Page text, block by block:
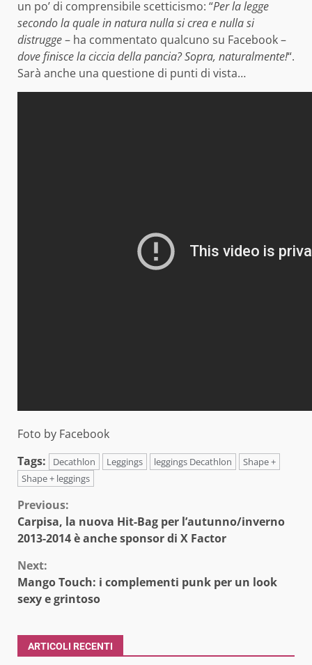
un po’ di comprensibile scetticismo: “Per la legge
secondo la quale in natura nulla si crea e nulla si
distrugge– ha commentato qualcuno su Facebook –
dove finisce la ciccia della pancia? Sopra, naturalmente!“.
Sarà anche una questione di punti di vista…
Foto by Facebook
Tags:
Decathlon Leggings leggings Decathlon
Shape +
Shape + leggings
Continue
Reading
Previous:
Carpisa, la nuova Hit-Bag per l’autunno/inverno
2013-2014 è anche sponsor di X Factor
Next:
Mango Touch: i complementi punk per un look
sexy e grintoso
ARTICOLI RECENTI